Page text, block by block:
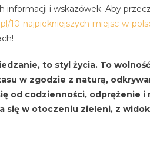
i wskazówek. Aby
10-najpiekniejszych-miejsc-w-
to styl życia. To
w zgodzie z naturą,
od codzienności, odprężenie
się w otoczeniu zieleni, z